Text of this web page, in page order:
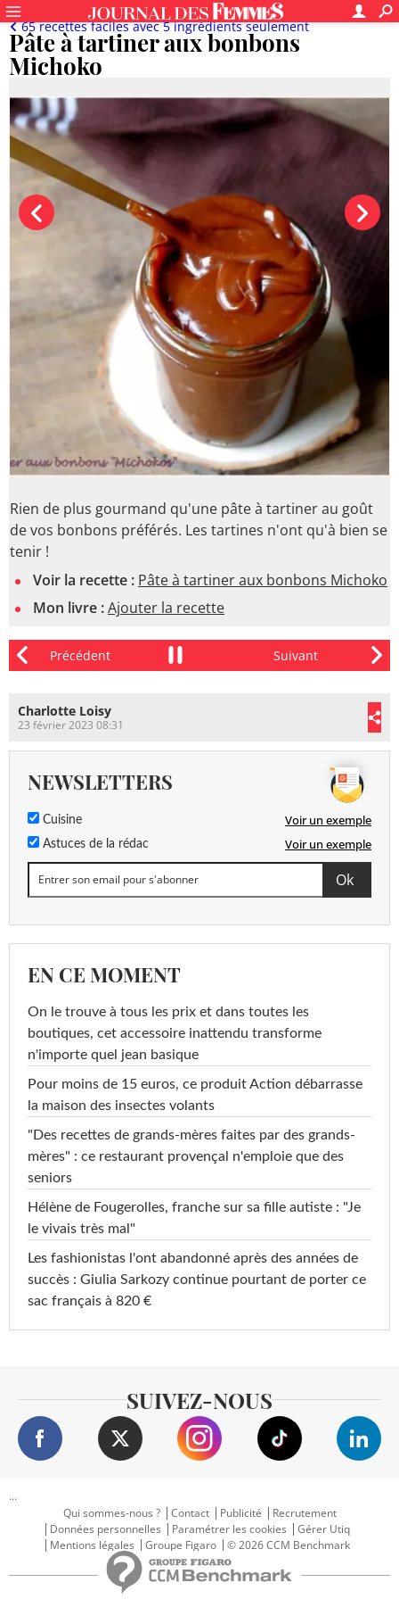
Pâte à tartiner aux bonbons
Michoko
65 recettes faciles avec 5 ingrédients seulement
Rien de plus gourmand qu'une pâte à tartiner au goût
de vos bonbons préférés. Les tartines n'ont qu'à bien se
tenir !
Voir la recette : Pâte à tartiner aux bonbons Michoko
Mon livre :Ajouter la recette
Charlotte Loisy
23 février 2023 08:31
NEWSLETTERS
Cuisine Voir un exemple
Astuces de la rédac Voir un exemple
EN CE MOMENT
On le trouve à tous les prix et dans toutes les
boutiques, cet accessoire inattendu transforme
n'importe quel jean basique
Pour moins de 15 euros, ce produit Action débarrasse
la maison des insectes volants
"Des recettes de grands-mères faites par des grands-
mères" : ce restaurant provençal n'emploie que des
seniors
Hélène de Fougerolles, franche sur sa fille autiste : "Je
le vivais très mal"
Les fashionistas l'ont abandonné après des années de
succès : Giulia Sarkozy continue pourtant de porter ce
sac français à 820 €
SUIVEZ-NOUS
...
Qui sommes-nous ?
Contact Publicité
Recrutement
Données personnelles
Paramétrer les cookies
Gérer Utiq
Mentions légales
Groupe Figaro © 2026 CCM Benchmark